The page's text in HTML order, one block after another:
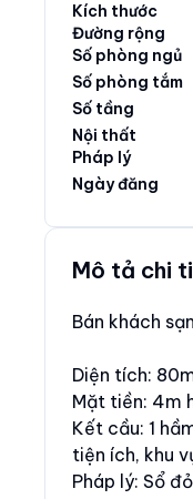
Kích thước
Đường rộng
Số phòng ngủ
Số phòng tắm
Số tầng
Nội thất
Pháp lý
Ngày đăng
Mô tả chi
Bán khách
Diện tích:
Mặt tiền: 4m
Kết cầu: 1
tiện ích, khu
Pháp lý: Sổ